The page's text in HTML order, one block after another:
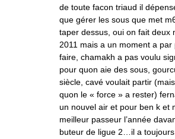
de toute facon triaud il
que gérer les sous que met
taper dessus, oui on fait deux
2011 mais a un moment a
faire, chamakh a pas voulu
pour quon aie des sous,
siècle, cavé voulait partir
quon le « force » a rester)
un nouvel air et pour ben k et
meilleur passeur l’année
buteur de ligue 2…il a